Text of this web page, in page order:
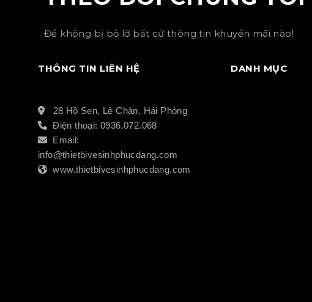
Để không bị bỏ lỡ bất cứ thông tin khuyến mãi nào!
THÔNG TIN LIÊN HỆ
28 Hồ Sen, Lê Chân, Hải Phòng
Điện thoại: 0936.072.068
Email:
info@thietbivesinhphucdang.com
www.thietbivesinhphucdang.com
DANH MỤC